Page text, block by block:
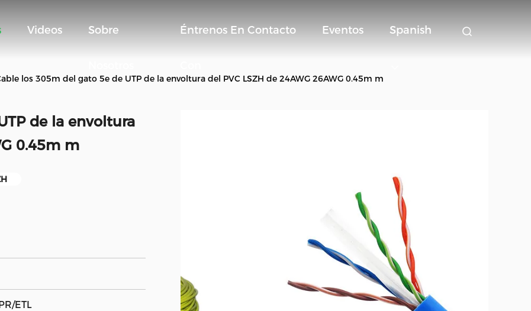
Videos Sobre Éntrenos En Contacto Eventos Spanish
los 305m del gato 5e de UTP de la envoltura del PVC LSZH de 24AWG 26AWG 0.45m m
de la envoltura
0.45m m
ETL